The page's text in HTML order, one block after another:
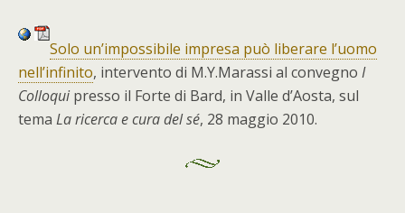
Solo un’impossibile impresa può liberare l’uomo
nell’infinito, intervento di M.Y.Marassi al convegno I
Colloquipresso il Forte di Bard, in Valle d’Aosta, sul
tema La ricerca e cura del sé, 28 maggio 2010.